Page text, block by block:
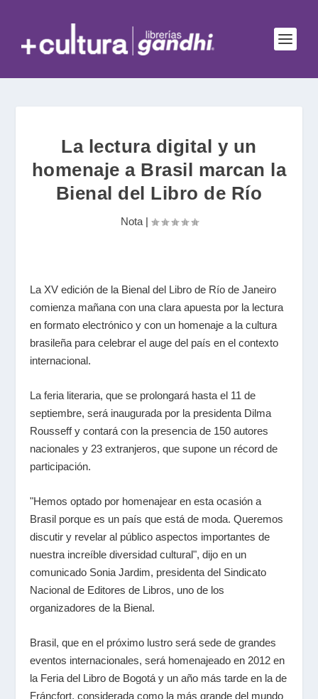
La lectura digital y un
homenaje a Brasil marcan la
Bienal del Libro de Río
Nota|
La XV edición de la Bienal del Libro de Río de Janeiro
comienza mañana con una clara apuesta por la lectura
en formato electrónico y con un homenaje a la cultura
brasileña para celebrar el auge del país en el contexto
internacional.
La feria literaria, que se prolongará hasta el 11 de
septiembre, será inaugurada por la presidenta Dilma
Rousseff y contará con la presencia de 150 autores
nacionales y 23 extranjeros, que supone un récord de
participación.
"Hemos optado por homenajear en esta ocasión a
Brasil porque es un país que está de moda. Queremos
discutir y revelar al público aspectos importantes de
nuestra increíble diversidad cultural", dijo en un
comunicado Sonia Jardim, presidenta del Sindicato
Nacional de Editores de Libros, uno de los
organizadores de la Bienal.
Brasil, que en el próximo lustro será sede de grandes
eventos internacionales, será homenajeado en 2012 en
la Feria del Libro de Bogotá y un año más tarde en la de
Fráncfort, considerada como la más grande del mundo